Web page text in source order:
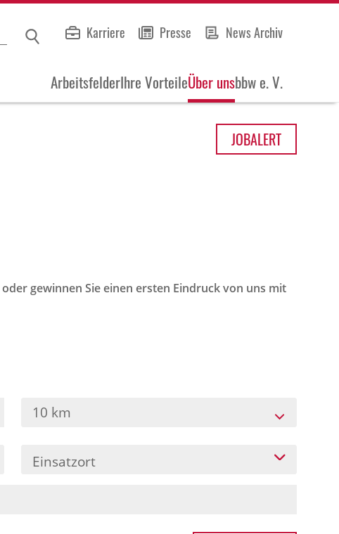
Karriere Presse News Archiv
ArbeitsfelderIhre VorteileÜber unsbbw e. V.
JOBALERT
oder gewinnen Sie einen ersten Eindruck von uns mit
10 km
Einsatzort